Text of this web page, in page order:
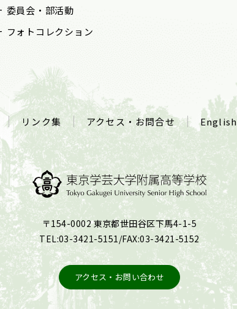
委員会・部活動
フォトコレクション
リンク集 アクセス・お問合せ English
〒154-0002 東京都世田谷区下馬4-1-5
TEL:03-3421-5151/FAX:03-3421-5152
アクセス・お問い合わせ